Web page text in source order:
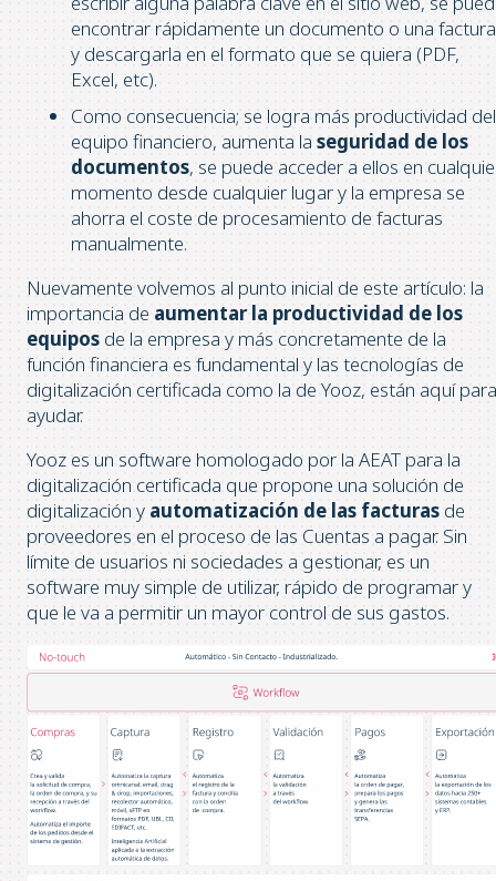
encontrar rápidamente un documento o una factura
y descargarla en el formato que se quiera (PDF,
Excel, etc).
Como consecuencia; se logra más productividad del
equipo financiero, aumenta la seguridad de los
documentos, se puede acceder a ellos en
momento desde cualquier lugar y la empresa se
ahorra el coste de procesamiento de facturas
manualmente.
Nuevamente volvemos al punto inicial de este artículo: la
importancia de aumentar la productividad de los
equipos de la empresa y más concretamente de la
función financiera es fundamental y las tecnologías de
digitalización certificada como la de Yooz, están aquí para
ayudar.
Yooz es un software homologado por la AEAT para la
digitalización certificada que propone una solución de
digitalización y automatización de las facturas de
proveedores en el proceso de las Cuentas a pagar. Sin
límite de usuarios ni sociedades a gestionar, es un
software muy simple de utilizar, rápido de programar y
que le va a permitir un mayor control de sus gastos.